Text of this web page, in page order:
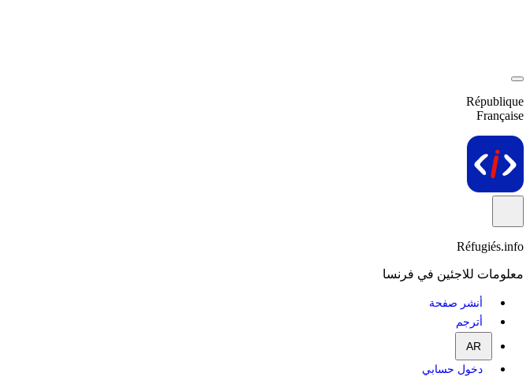
République
Française
Réfugiés.info
معلومات للاجئين في فرنسا
أنشر صفحة
أترجم
AR
دخول حسابي